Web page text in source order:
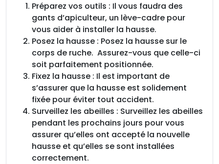
Préparez vos outils : Il vous faudra des
gants d’apiculteur, un lève-cadre pour
vous aider à installer la hausse.
Posez la hausse : Posez la hausse sur le
corps de ruche. Assurez-vous que celle-ci
soit parfaitement positionnée.
Fixez la hausse : Il est important de
s’assurer que la hausse est solidement
fixée pour éviter tout accident.
Surveillez les abeilles : Surveillez les abeilles
pendant les prochains jours pour vous
assurer qu’elles ont accepté la nouvelle
hausse et qu’elles se sont installées
correctement.